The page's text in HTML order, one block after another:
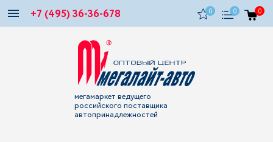
+7 (495) 36-36-678 0 0 0
мегамаркет ведущего
российского поставщика
автопринадлежностей